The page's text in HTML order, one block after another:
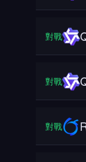
對戰
對戰
對戰